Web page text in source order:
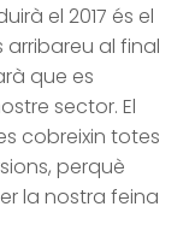
el 2017 és el
al final
que es
sector. El
cobreixin totes
perquè
la nostra feina